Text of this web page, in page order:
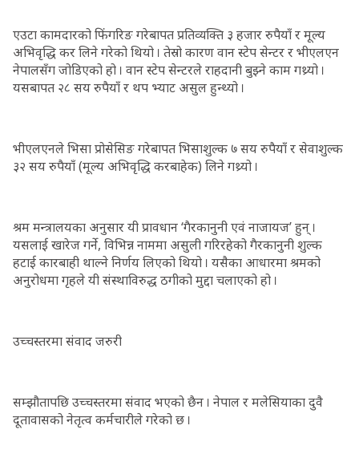
एउटा कामदारको फिंगरिङ गरेबापत प्रतिव्यक्ति ३ हजार रुपैयाँ र मूल्य
अभिवृद्धि कर लिने गरेको थियो । तेस्रो कारण वान स्टेप सेन्टर र भीएलएन
नेपालसँग जोडिएको हो । वान स्टेप सेन्टरले राहदानी बुझ्ने काम गथ्र्यो ।
यसबापत २८ सय रुपैयाँ र थप भ्याट असुल हुन्थ्यो ।
भीएलएनले भिसा प्रोसेसिङ गरेबापत भिसाशुल्क ७ सय रुपैयाँ र सेवाशुल्क
३२ सय रुपैयाँ (मूल्य अभिवृद्धि करबाहेक) लिने गथ्र्यो ।
श्रम मन्त्रालयका अनुसार यी प्रावधान ‘गैरकानुनी एवं नाजायज’ हुन् ।
यसलाई खारेज गर्ने, विभिन्न नाममा असुली गरिरहेको गैरकानुनी शुल्क
हटाई कारबाही थाल्ने निर्णय लिएको थियो । यसैका आधारमा श्रमको
अनुरोधमा गृहले यी संस्थाविरुद्ध ठगीको मुद्दा चलाएको हो ।
उच्चस्तरमा संवाद जरुरी
सम्झौतापछि उच्चस्तरमा संवाद भएको छैन । नेपाल र मलेसियाका दुवै
दूतावासको नेतृत्व कर्मचारीले गरेको छ ।